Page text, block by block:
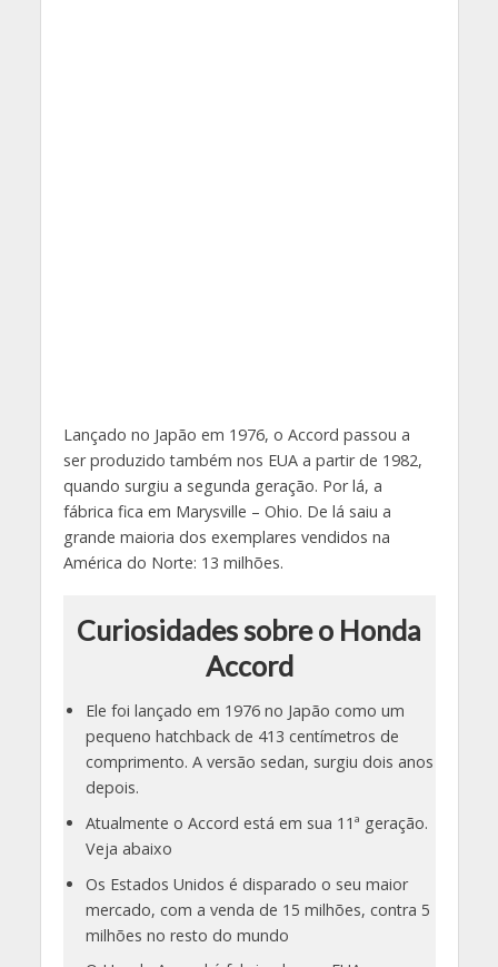
Lançado no Japão em 1976, o Accord passou a
ser produzido também nos EUA a partir de 1982,
quando surgiu a segunda geração. Por lá, a
fábrica fica em Marysville – Ohio. De lá saiu a
grande maioria dos exemplares vendidos na
América do Norte: 13 milhões.
Curiosidades sobre o Honda
Accord
Ele foi lançado em 1976 no Japão como um
pequeno hatchback de 413 centímetros de
comprimento. A versão sedan, surgiu dois anos
depois.
Atualmente o Accord está em sua 11ª geração.
Veja abaixo
Os Estados Unidos é disparado o seu maior
mercado, com a venda de 15 milhões, contra 5
milhões no resto do mundo